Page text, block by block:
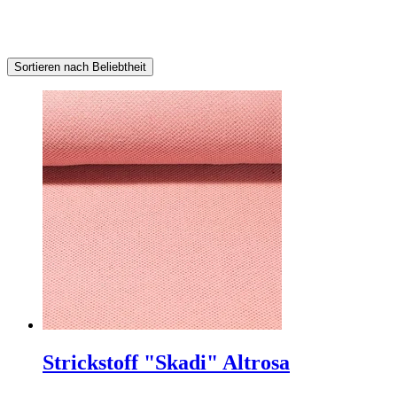
Sortieren nach Beliebtheit
Strickstoff "Skadi" Altrosa